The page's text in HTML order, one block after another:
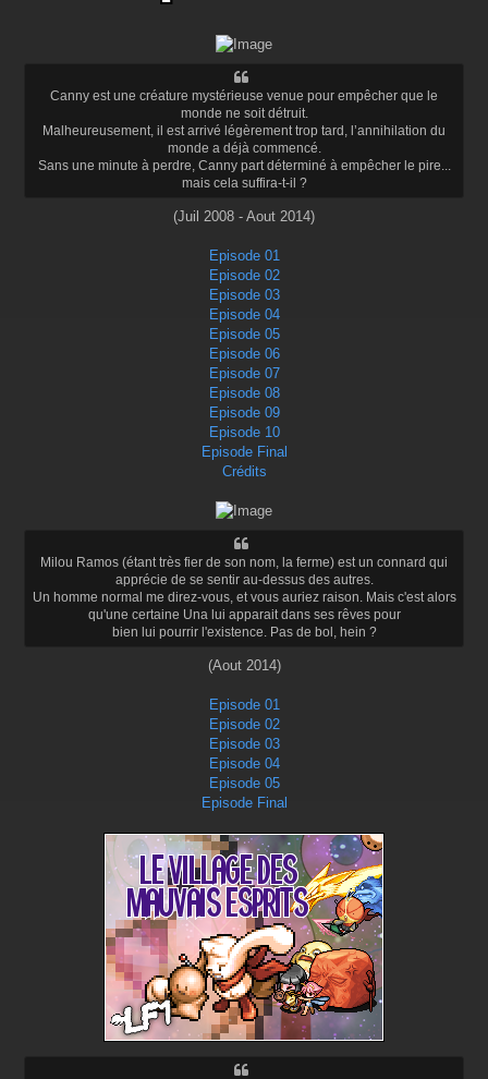
Canny est une créature mystérieuse venue pour empêcher que le
monde ne soit détruit.
Malheureusement, il est arrivé légèrement trop tard, l’annihilation du
monde a déjà commencé.
Sans une minute à perdre, Canny part déterminé à empêcher le pire...
mais cela suffira-t-il ?
(Juil 2008 - Aout 2014)
Episode 01
Episode 02
Episode 03
Episode 04
Episode 05
Episode 06
Episode 07
Episode 08
Episode 09
Episode 10
Episode Final
Crédits
Milou Ramos (étant très fier de son nom, la ferme) est un connard qui
apprécie de se sentir au-dessus des autres.
Un homme normal me direz-vous, et vous auriez raison. Mais c'est alors
qu'une certaine Una lui apparait dans ses rêves pour
bien lui pourrir l'existence. Pas de bol, hein ?
(Aout 2014)
Episode 01
Episode 02
Episode 03
Episode 04
Episode 05
Episode Final